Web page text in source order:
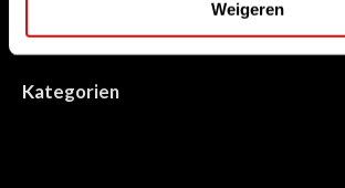
Weigeren
Informationen
Kategorien